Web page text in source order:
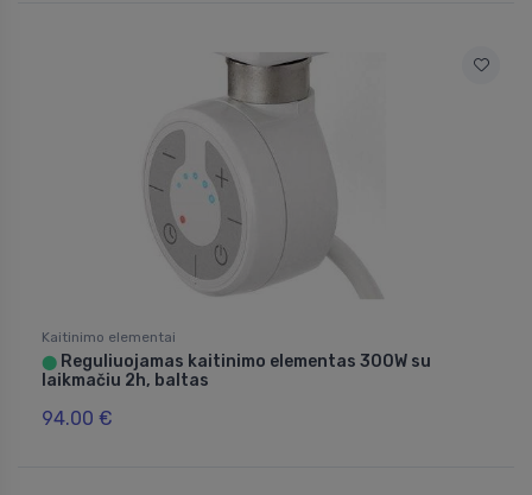
Kaitinimo elementai
⬤ Reguliuojamas kaitinimo elementas 300W su
laikmačiu 2h, baltas
94.00 €